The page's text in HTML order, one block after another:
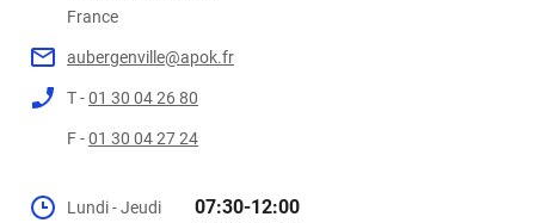
France
aubergenville@apok.fr
T -01 30 04 26 80
F -01 30 04 27 24
Lundi - Jeudi
07:30-12:00